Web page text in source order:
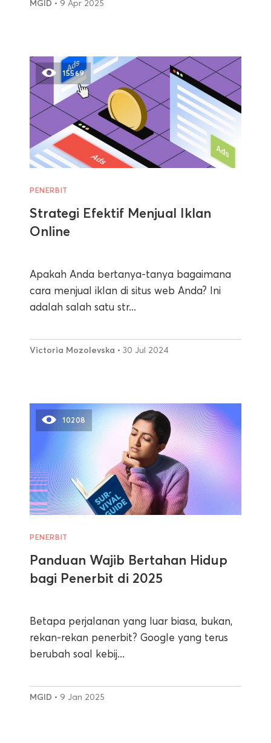
MGID • 9 Apr 2025
15569
PENERBIT
Strategi Efektif Menjual Iklan
Online
Apakah Anda bertanya-tanya bagaimana
cara menjual iklan di situs web Anda? Ini
adalah salah satu str...
Victoria Mozolevska • 30 Jul 2024
10208
PENERBIT
Panduan Wajib Bertahan Hidup
bagi Penerbit di 2025
Betapa perjalanan yang luar biasa, bukan,
rekan-rekan penerbit? Google yang terus
berubah soal kebij...
MGID • 9 Jan 2025